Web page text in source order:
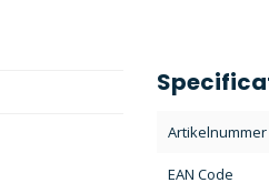
Artikelnummer
EAN Code